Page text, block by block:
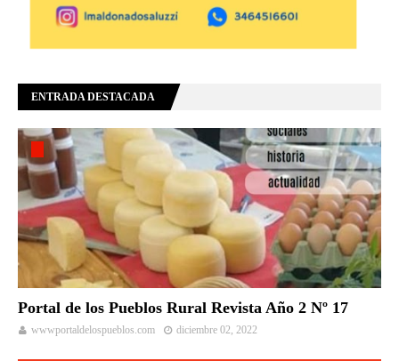
ENTRADA DESTACADA
Portal de los Pueblos Rural Revista Año 2 Nº 17
wwwportaldelospueblos.com diciembre 02, 2022